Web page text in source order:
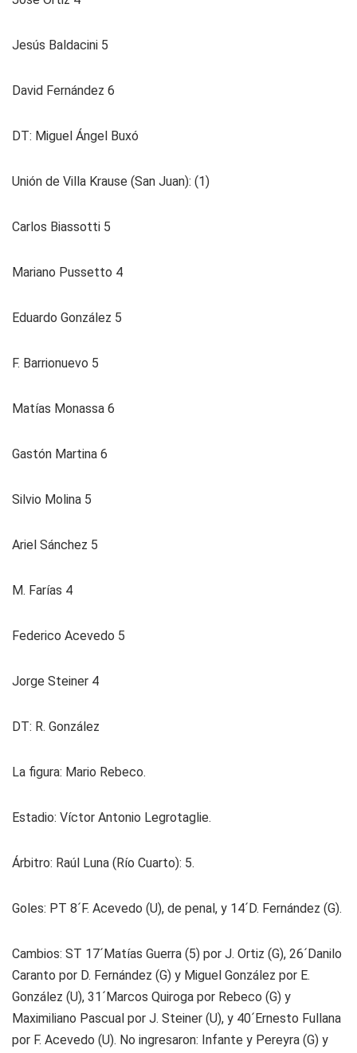
Jesús Baldacini 5
David Fernández 6
DT: Miguel Ángel Buxó
Unión de Villa Krause (San Juan): (1)
Carlos Biassotti 5
Mariano Pussetto 4
Eduardo González 5
F. Barrionuevo 5
Matías Monassa 6
Gastón Martina 6
Silvio Molina 5
Ariel Sánchez 5
M. Farías 4
Federico Acevedo 5
Jorge Steiner 4
DT: R. González
La figura: Mario Rebeco.
Estadio: Víctor Antonio Legrotaglie.
Árbitro: Raúl Luna (Río Cuarto): 5.
Goles: PT 8´F. Acevedo (U), de penal, y 14´D. Fernández (G).
Cambios: ST 17´Matías Guerra (5) por J. Ortiz (G), 26´Danilo
Caranto por D. Fernández (G) y Miguel González por E.
González (U), 31´Marcos Quiroga por Rebeco (G) y
Maximiliano Pascual por J. Steiner (U), y 40´Ernesto Fullana
por F. Acevedo (U). No ingresaron: Infante y Pereyra (G) y